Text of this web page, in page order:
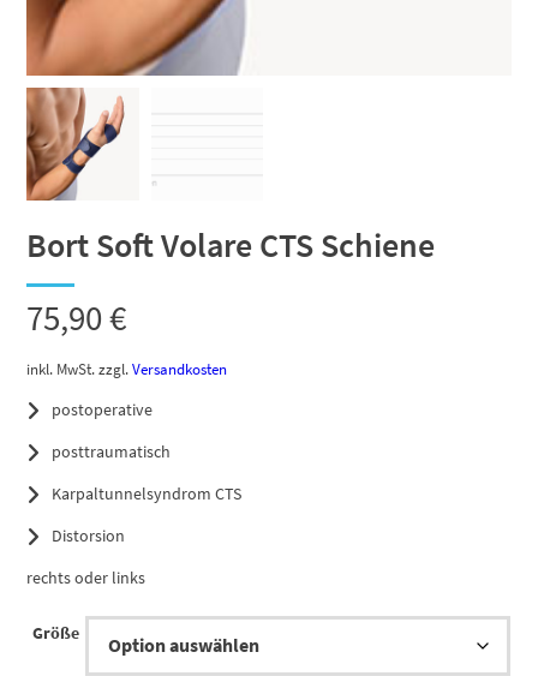
Bort Soft Volare CTS Schiene
75,90€
inkl. MwSt. zzgl.Versandkosten
postoperative
posttraumatisch
Karpaltunnelsyndrom CTS
Distorsion
rechts oder links
Größe